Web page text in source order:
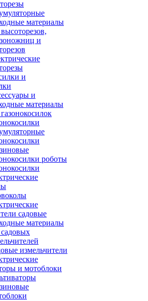
материалы
и
и
и
материалы
роботы
садовые
материалы
садовых
измельчители
и мотоблоки